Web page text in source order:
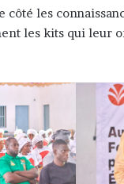
les
les kits qui leur